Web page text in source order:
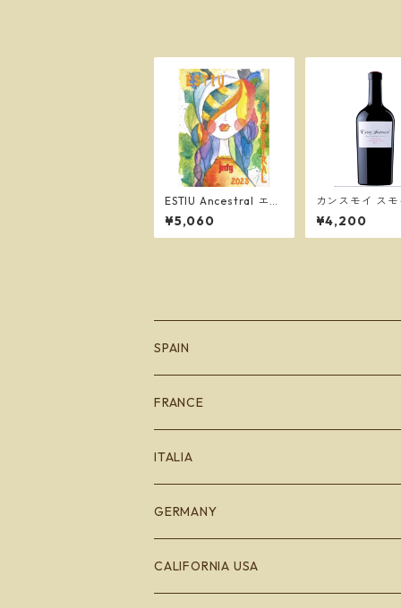
ESTIU Ancestral エス
ティウ アンセストラル
2021～ ／JMFG
¥5,060
カンスモイ ス
ルナッチャ
ンスモイ (ラベ
イ ブラン)
¥4,200
SPAIN
カタルーニャ地方
バスク地方
Bodegas Loli Casado
リオハ
Bodegas Loli Casado
ガリシア地方
FRANCE
ブルゴーニュ
ボルドー
ラングドッグ
ITALIA
エミリオロマーニャ
GERMANY
CALIFORNIA USA